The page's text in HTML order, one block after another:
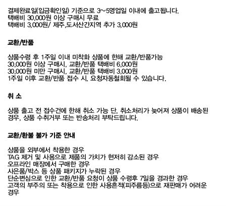
결제완료일(입금확인일) 기준으로 3~5영업일 이내에 출고됩니다.
택배비 30,000원 이상 구매시 무료
택배비 3,000원/ 제주,도서산간지역 추가 3,000원
교환/반품
상품수령 후 1주일 이내 미착화 상품에 한해 교환/반품가능
30,000원 이상 구매시, 교환/반품 택배비 6,000원
30,000원 미만 구매시, 교환/반품 택배비 3,000원
1주일 이후 교환/반품 접수 시, 요청자동철회될 수 있습니다.
취 소
상품 출고 전 접수건에 한해 취소 가능 단, 취소처리가 늦어져 상품이 배송된
경우, 상품 수취거부 또는 반송처리 부탁드립니다.
교환/환불 불가 기준 안내
상품을 외부에서 착용한 경우
TAG 제거 및 사용으로 제품의 가치가 현저히 감소된 경우
오프라인 매장에서 구매한 경우
사은품/박스 등 상품 패키지가 누락된 경우
단순변심으로 인한 교환/반품 요청이 상품 수령후 7일을 경과한 경우
고객의 부주의 또는 착용으로 인한 사용흔적(피주름등)으로 재판매가 어려운
경우